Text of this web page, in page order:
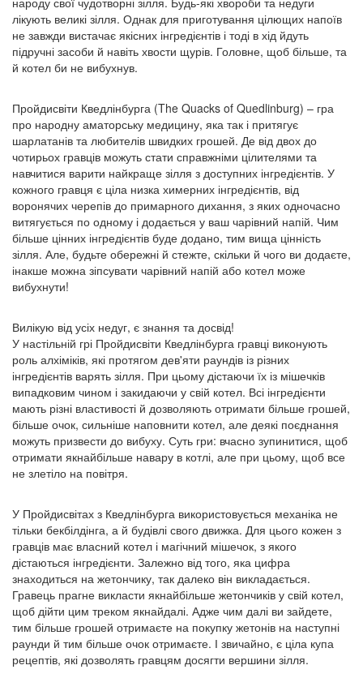
лікують великі зілля. Однак для приготування цілющих напоїв
не завжди вистачає якісних інгредієнтів і тоді в хід йдуть
підручні засоби й навіть хвости щурів. Головне, щоб більше, та
й котел би не вибухнув.
Пройдисвіти Кведлінбурга (The Quacks of Quedlinburg) – гра
про народну аматорську медицину, яка так і притягує
шарлатанів та любителів швидких грошей. Де від двох до
чотирьох гравців можуть стати справжніми цілителями та
навчитися варити найкраще зілля з доступних інгредієнтів. У
кожного гравця є ціла низка химерних інгредієнтів, від
воронячих черепів до примарного дихання, з яких одночасно
витягується по одному і додається у ваш чарівний напій. Чим
більше цінних інгредієнтів буде додано, тим вища цінність
зілля. Але, будьте обережні й стежте, скільки й чого ви додаєте,
інакше можна зіпсувати чарівний напій або котел може
вибухнути!
Вилікую від усіх недуг, є знання та досвід!
У настільній грі Пройдисвіти Кведлінбурга гравці виконують
роль алхіміків, які протягом дев'яти раундів із різних
інгредієнтів варять зілля. При цьому дістаючи їх із мішечків
випадковим чином і закидаючи у свій котел. Всі інгредієнти
мають різні властивості й дозволяють отримати більше грошей,
більше очок, сильніше наповнити котел, але деякі поєднання
можуть призвести до вибуху. Суть гри: вчасно зупинитися, щоб
отримати якнайбільше навару в котлі, але при цьому, щоб все
не злетіло на повітря.
У Пройдисвітах з Кведлінбурга використовується механіка не
тільки бекбілдінга, а й будівлі свого движка. Для цього кожен з
гравців має власний котел і магічний мішечок, з якого
дістаються інгредієнти. Залежно від того, яка цифра
знаходиться на жетончику, так далеко він викладається.
Гравець прагне викласти якнайбільше жетончиків у свій котел,
щоб дійти цим треком якнайдалі. Адже чим далі ви зайдете,
тим більше грошей отримаєте на покупку жетонів на наступні
раунди й тим більше очок отримаєте. І звичайно, є ціла купа
рецептів, які дозволять гравцям досягти вершини зілля.